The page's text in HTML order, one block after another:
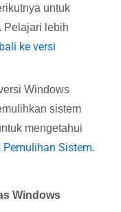
untuk
Pelajari lebih
ke versi
Windows
sistem
mengetahui
Sistem.
Windows